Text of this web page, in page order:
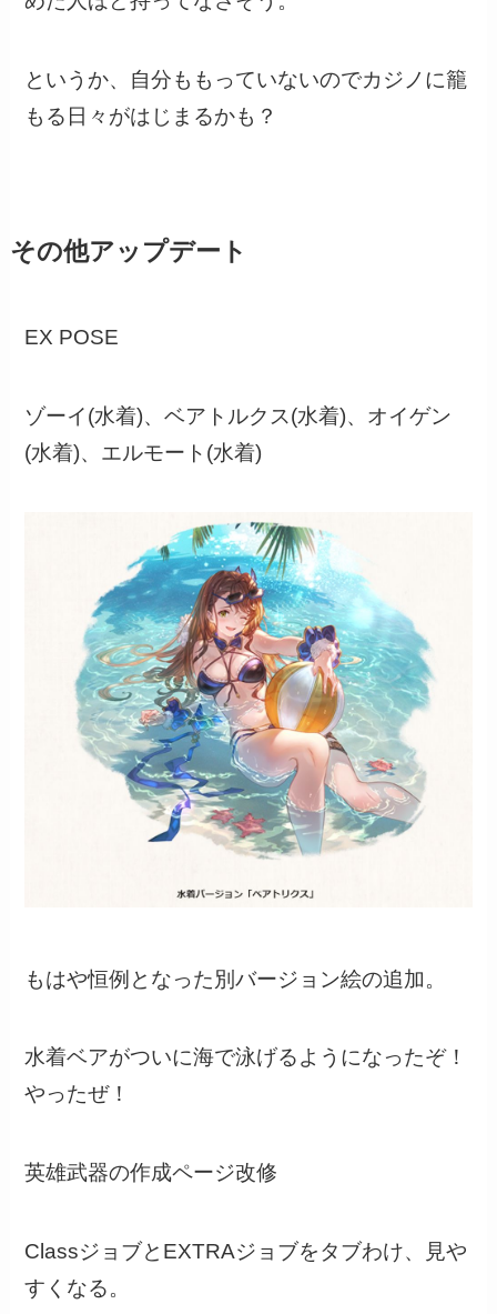
というか、自分ももっていないのでカジノに籠
もる日々がはじまるかも？
その他アップデート
EX POSE
ゾーイ(水着)、ベアトルクス(水着)、オイゲン
(水着)、エルモート(水着)
もはや恒例となった別バージョン絵の追加。
水着ベアがついに海で泳げるようになったぞ！
やったぜ！
英雄武器の作成ページ改修
ClassジョブとEXTRAジョブをタブわけ、見や
すくなる。